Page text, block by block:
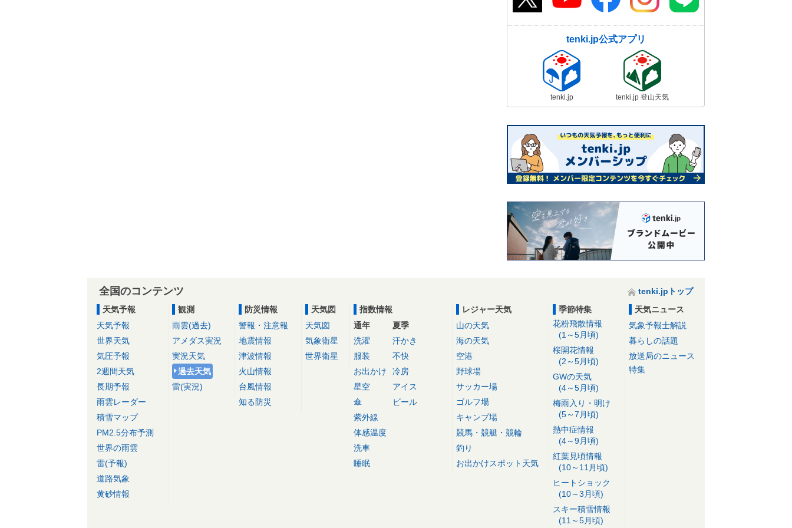
tenki.jp公式アプリ
tenki.jp tenki.jp 登山天気
全国のコンテンツ
tenki.jpトップ
天気予報
天気予報
世界天気
気圧予報
2週間天気
長期予報
雨雲レーダー
積雪マップ
PM2.5分布予測
世界の雨雲
雷(予報)
道路気象
黄砂情報
観測
雨雲(過去)
アメダス実況
実況天気
過去天気
雷(実況)
防災情報
警報・注意報
地震情報
津波情報
火山情報
台風情報
知る防災
天気図
天気図
気象衛星
世界衛星
指数情報
通年
洗濯
服装
お出かけ
星空
傘
紫外線
体感温度
洗車
睡眠
夏季
汗かき
不快
冷房
アイス
ビール
レジャー天気
山の天気
海の天気
空港
野球場
サッカー場
ゴルフ場
キャンプ場
競馬・競艇・競輪
釣り
お出かけスポット天気
季節特集
花粉飛散情報
(1～5月頃)
桜開花情報
(2～5月頃)
GWの天気
(4～5月頃)
梅雨入り・明け
(5～7月頃)
熱中症情報
(4～9月頃)
紅葉見頃情報
(10～11月頃)
ヒートショック
(10～3月頃)
スキー積雪情報
(11～5月頃)
天気ニュース
気象予報士解説
暮らしの話題
放送局のニュース
特集